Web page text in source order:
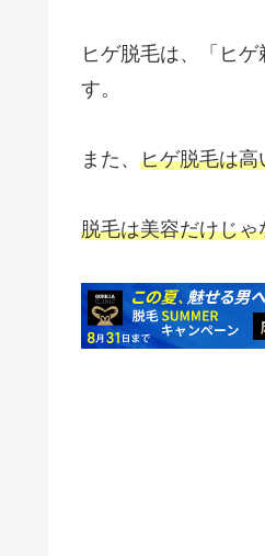
ヒゲ脱毛は、「ヒ
す。
また、 ヒゲ脱毛は高
脱毛は美容だけじゃ